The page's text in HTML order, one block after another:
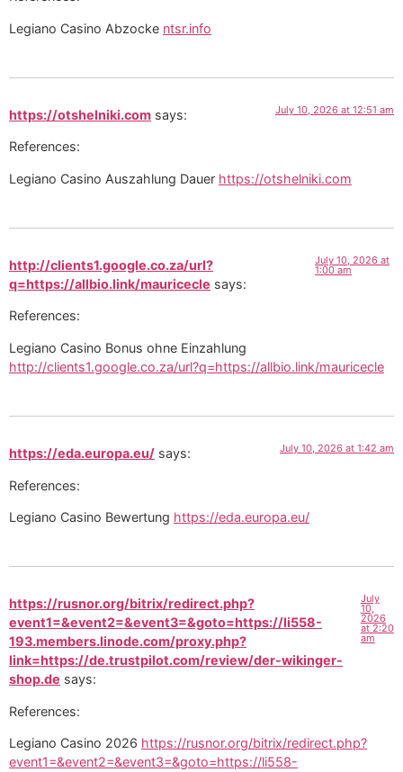
Legiano Casino Abzocke ntsr.info
https://otshelniki.com says: July 10, 2026 at 12:51 am
References:
Legiano Casino Auszahlung Dauer https://otshelniki.com
http://clients1.google.co.za/url?
q=https://allbio.link/mauricecle says:
July 10, 2026 at
1:00 am
References:
Legiano Casino Bonus ohne Einzahlung
http://clients1.google.co.za/url?q=https://allbio.link/mauricecle
https://eda.europa.eu/ says: July 10, 2026 at 1:42 am
References:
Legiano Casino Bewertung https://eda.europa.eu/
https://rusnor.org/bitrix/redirect.php?
event1=&event2=&event3=&goto=https://li558-
193.members.linode.com/proxy.php?
link=https://de.trustpilot.com/review/der-wikinger-
shop.de says:
July
10,
2026
at 2:20
am
References:
Legiano Casino 2026 https://rusnor.org/bitrix/redirect.php?
event1=&event2=&event3=&goto=https://li558-